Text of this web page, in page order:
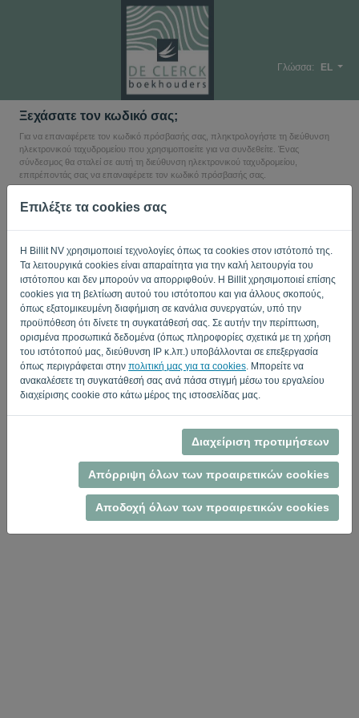
Επιλέξτε τα cookies σας
Η Billit NV χρησιμοποιεί τεχνολογίες όπως τα cookies στον ιστότοπό της.
Τα λειτουργικά cookies είναι απαραίτητα για την καλή λειτουργία του
ιστότοπου και δεν μπορούν να απορριφθούν. Η Billit χρησιμοποιεί επίσης
cookies για τη βελτίωση αυτού του ιστότοπου και για άλλους σκοπούς,
όπως εξατομικευμένη διαφήμιση σε κανάλια συνεργατών, υπό την
προϋπόθεση ότι δίνετε τη συγκατάθεσή σας. Σε αυτήν την περίπτωση,
ορισμένα προσωπικά δεδομένα (όπως πληροφορίες σχετικά με τη χρήση
του ιστότοπού μας, διεύθυνση IP κ.λπ.) υποβάλλονται σε επεξεργασία
όπως περιγράφεται στην πολιτική μας για τα cookies . Μπορείτε να
ανακαλέσετε τη συγκατάθεσή σας ανά πάσα στιγμή μέσω του εργαλείου
διαχείρισης cookie στο κάτω μέρος της ιστοσελίδας μας.
Διαχείριση προτιμήσεων
Απόρριψη όλων των προαιρετικών cookies
Αποδοχή όλων των προαιρετικών cookies
Γλώσσα: EL
Ξεχάσατε τον κωδικό σας;
Για να επαναφέρετε τον κωδικό πρόσβασής σας, πληκτρολογήστε τη διεύθυνση
ηλεκτρονικού ταχυδρομείου που χρησιμοποιείτε για να συνδεθείτε. Ένας
σύνδεσμος θα σταλεί σε αυτή τη διεύθυνση ηλεκτρονικού ταχυδρομείου,
επιτρέποντάς σας να επαναφέρετε τον κωδικό πρόσβασής σας.
Ηλεκτρονικό ταχυδρομείο
Δεν είσαι υπολογιστής; Συμπληρώστε το ' '.
ΑΠΟΣΤΟΛΉ ΣΥΝΔΈΣΜΟΥ
Επιστροφή στη σύνδεση
Privacy Policy - Terms of Service